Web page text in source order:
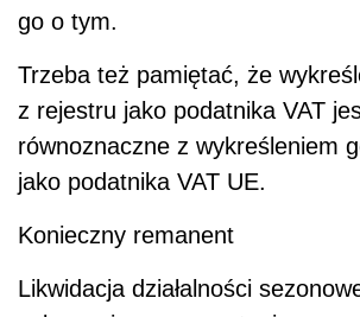
go o tym.
Trzeba też pamiętać, że
z rejestru jako podatnika VAT
równoznaczne z wykreśleniem
jako podatnika VAT UE.
Konieczny remanent
Likwidacja działalności